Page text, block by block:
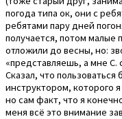
погода типа ок, они с
ребятами пару дней
получается, потом малые
отложили до весны, но:
«представляешь, а мне С.
Сказал, что пользоваться
инструктором, которого
но сам факт, что я
меня всё это внимание